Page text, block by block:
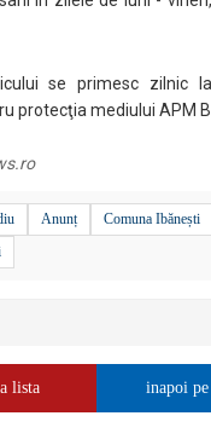
se primesc zilnic
protecţia mediului APM
Anunț Comuna Ibănești
lista inapoi